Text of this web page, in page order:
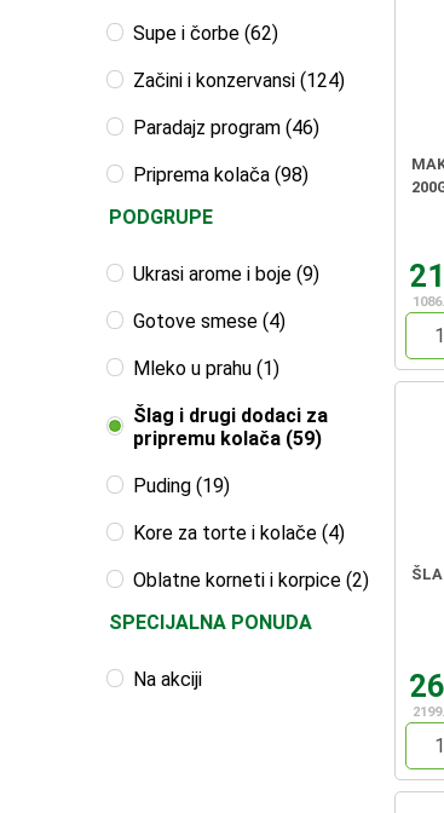
Supe i čorbe (62)
Začini i konzervansi (124)
Paradajz program (46)
Priprema kolača (98)
PODGRUPE
Ukrasi arome i boje (9)
Gotove smese (4)
Mleko u prahu (1)
Šlag i drugi dodaci za
pripremu kolača (59)
Puding (19)
Kore za torte i kolače (4)
Oblatne korneti i korpice (2)
SPECIJALNA PONUDA
Na akciji